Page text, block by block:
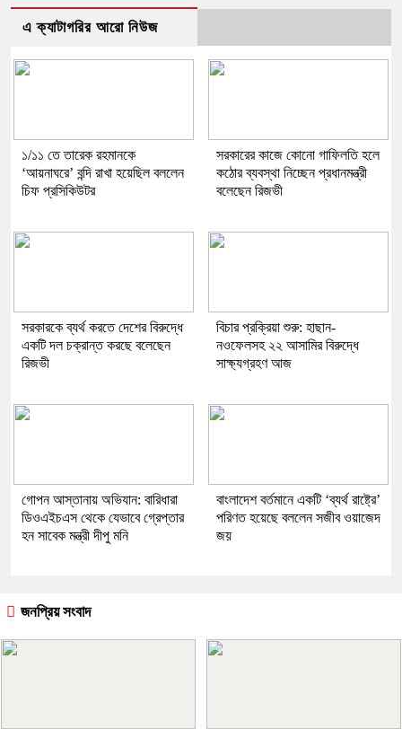
এ ক্যাটাগরির আরো নিউজ
১/১১ তে তারেক রহমানকে
‘আয়নাঘরে’ বন্দি রাখা হয়েছিল বললেন
চিফ প্রসিকিউটর
সরকারের কাজে কোনো গাফিলতি হলে
কঠোর ব্যবস্থা নিচ্ছেন প্রধানমন্ত্রী
বলেছেন রিজভী
সরকারকে ব্যর্থ করতে দেশের বিরুদ্ধে
একটি দল চক্রান্ত করছে বলেছেন
রিজভী
বিচার প্রক্রিয়া শুরু: হাছান-
নওফেলসহ ২২ আসামির বিরুদ্ধে
সাক্ষ্যগ্রহণ আজ
গোপন আস্তানায় অভিযান: বারিধারা
ডিওএইচএস থেকে যেভাবে গ্রেপ্তার
হন সাবেক মন্ত্রী দীপু মনি
বাংলাদেশ বর্তমানে একটি ‘ব্যর্থ রাষ্ট্রে’
পরিণত হয়েছে বললেন সজীব ওয়াজেদ
জয়
জনপ্রিয় সংবাদ